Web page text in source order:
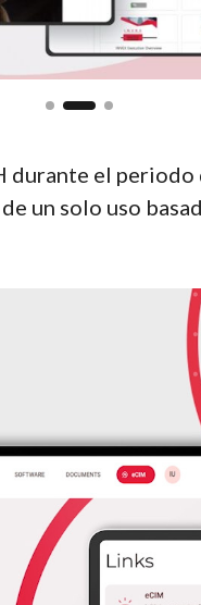
el periodo
un solo uso